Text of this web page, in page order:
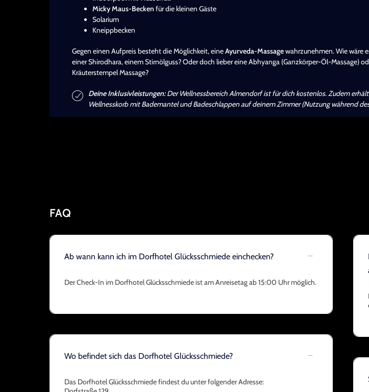
Micky Maus-Becken für die kleinen Gäste
Solarium
Kneippbecken
Gegen einen Aufpreis besteht die Möglichkeit, eineAyurveda-Massagewahrzunehmen. Wie wäre
einer Shirodhara, einem Stirnölguss? Oder doch lieber eine Abhyanga (Ganzkörper-Öl-Massage)
Kräuterstempel Massage?
Deine Inklusivleistungen:Der Wellnessbereich Almendorf ist für dich kostenlos. Zudem
Wellnesskorb mit Bademantel und Badeschlappen auf deinem Zimmer (Nutzung während
FAQ
Ab wann kann ich im Dorfhotel Glücksschmiede einchecken?
Der Check-In im Dorfhotel Glücksschmiede ist am Anreisetag ab 15:00 Uhr möglich.
Wo befindet sich das Dorfhotel Glücksschmiede?
Das Dorfhotel Glücksschmiede findest du unter folgender Adresse: